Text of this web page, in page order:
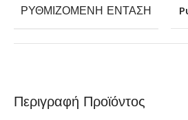
Περιγραφή Προϊόντος
ΡΥΘΜΙΖΌΜΕΝΗ ΈΝΤΑΣΗ